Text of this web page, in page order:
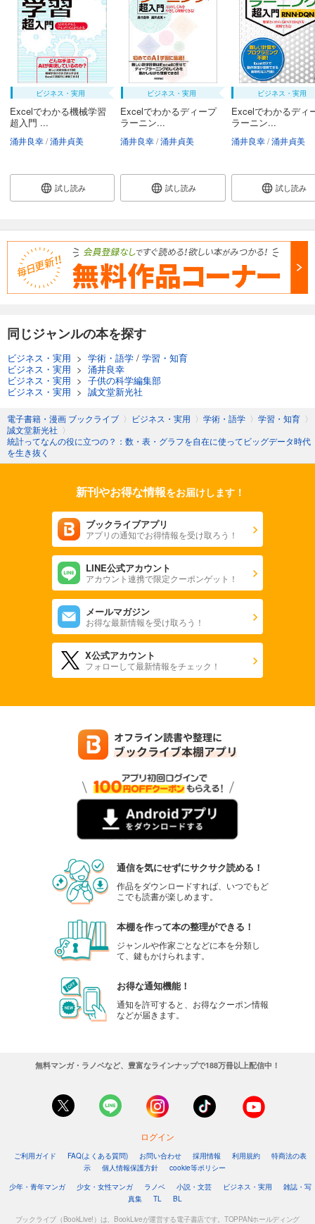
ビジネス・実用
Excelでわかる機械学習
超入門 ...
涌井良幸 涌井貞美
試し読み
ビジネス・実用
Excelでわかるディープ
ラーニン...
涌井良幸 涌井貞美
試し読み
ビジネス・実用
Excelでわかるディ
ラーニン...
涌井良幸 涌井貞美
試し読み
同じジャンルの本を探す
ビジネス・実用 > 学術・語学 / 学習・知育
ビジネス・実用 > 涌井良幸
ビジネス・実用 > 子供の科学編集部
ビジネス・実用 > 誠文堂新光社
電子書籍・漫画 ブックライブ 〉 ビジネス・実用 〉 学術・語学 〉 学習・知育 〉
誠文堂新光社 〉
統計ってなんの役に立つの？：数・表・グラフを自在に使ってビッグデータ時代
を生き抜く
新刊やお得な情報をお届けします！
ブックライブアプリ
アプリの通知でお得情報を受け取ろう！
LINE公式アカウント
アカウント連携で限定クーポンゲット！
メールマガジン
お得な最新情報を受け取ろう！
X公式アカウント
フォローして最新情報をチェック！
通信を気にせずにサクサク読める！
作品をダウンロードすれば、いつでもど
こでも読書が楽しめます。
本棚を作って本の整理ができる！
ジャンルや作家ごとなどに本を分類し
て、鍵もかけられます。
お得な通知機能！
通知を許可すると、お得なクーポン情報
などが届きます。
無料マンガ・ラノベなど、豊富なラインナップで188万冊以上配信中！
ログイン
ご利用ガイド FAQ(よくある質問) お問い合わせ 採用情報 利用規約
特商法の表
示
個人情報保護方針
cookie等ポリシー
少年・青年マンガ
少女・女性マンガ ラノベ 小説・文芸 ビジネス・実用
雑誌・写
真集
TL BL
ブックライブ（BookLive!）は、BookLiveが運営する電子書店です。TOPPANホールディング